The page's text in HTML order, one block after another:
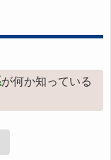
が何か知っている